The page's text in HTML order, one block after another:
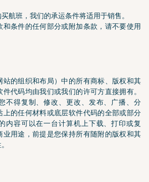
航班，我们的承运条件将适用于销售。
条件的任何部分或附加条款，请不要使用
站的组织和布局）中的所有商标、版权和其
代码均由我们或我们的许可方直接拥有。
不得复制、修改、更改、发布、广播、分
上的任何材料或底层软件代码的全部或部分
内容可以在一台计算机上下载、打印或复
业用途，前提是您保持所有随附的版权和其